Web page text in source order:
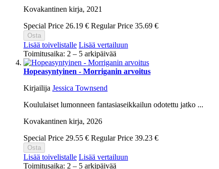
Kovakantinen kirja, 2021
Special Price 26.19 € Regular Price 35.69 €
Osta
Lisää toivelistalle Lisää vertailuun
Toimitusaika: 2 – 5 arkipäivää
Hopeasyntyinen - Morriganin arvoitus
Kirjailija Jessica Townsend
Koululaiset lumonneen fantasiaseikkailun odotettu jatko ...
Kovakantinen kirja, 2026
Special Price 29.55 € Regular Price 39.23 €
Osta
Lisää toivelistalle Lisää vertailuun
Toimitusaika: 2 – 5 arkipäivää